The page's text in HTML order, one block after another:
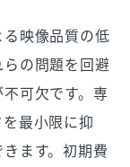
映像品質の低
の問題を回避
可欠です。専
最小限に抑
ます。初期費